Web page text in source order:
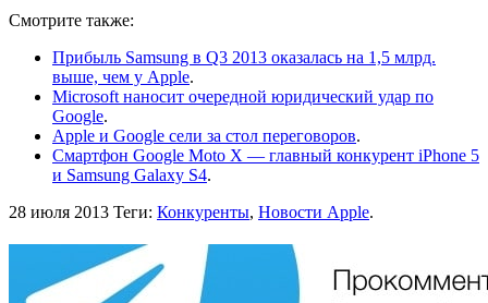
Смотрите также:
Прибыль Samsung в Q3 2013 оказалась на 1,5 млрд.
выше, чем у Apple.
Microsoft наносит очередной юридический удар по
Google.
Apple и Google сели за стол переговоров.
Смартфон Google Moto X — главный конкурент iPhone 5
и Samsung Galaxy S4.
28 июля 2013 Теги: Конкуренты, Новости Apple.